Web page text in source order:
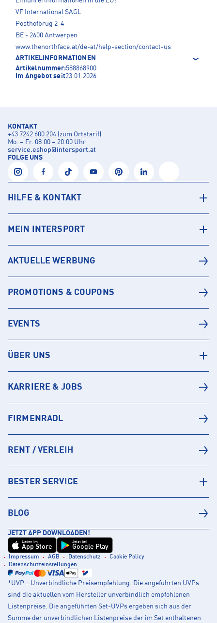
VF International SAGL
Posthofbrug 2-4
BE - 2600 Antwerpen
www.thenorthface.at/de-at/help-section/contact-us
ARTIKELINFORMATIONEN
Artikelnummer:588868900
Im Angebot seit23.01.2026
KONTAKT
+43 7242 600 204 (zum Ortstarif)
Mo. – Fr. 08:00 – 20:00 Uhr
service.eshop@intersport.at
FOLGE UNS
HILFE & KONTAKT
MEIN INTERSPORT
AKTUELLE WERBUNG
PROMOTIONS & COUPONS
EVENTS
ÜBER UNS
KARRIERE & JOBS
FIRMENRADL
RENT / VERLEIH
BESTER SERVICE
BLOG
JETZT APP DOWNLOADEN!
Laden im
App Store
Jetzt bei
Google Play
Impressum AGB Datenschutz
Cookie Policy
Datenschutzeinstellungen
*UVP = Unverbindliche Preisempfehlung. Die angeführten UVPs
sind die aktuellen vom Hersteller unverbindlich empfohlenen
Listenpreise. Die angeführten Set-UVPs ergeben sich aus der
Summe der unverbindlichen Listenpreise der im Set enthaltenen